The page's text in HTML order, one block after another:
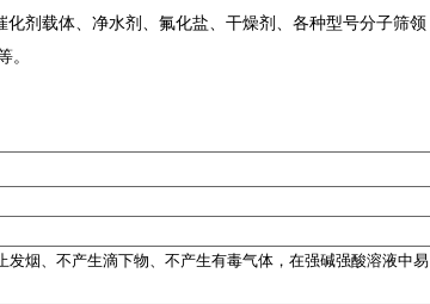
剂载体、净水剂、氟化盐、干燥剂、各种型号分子筛领
。
烟、不产生滴下物、不产生有毒气体，在强碱强酸溶液中易